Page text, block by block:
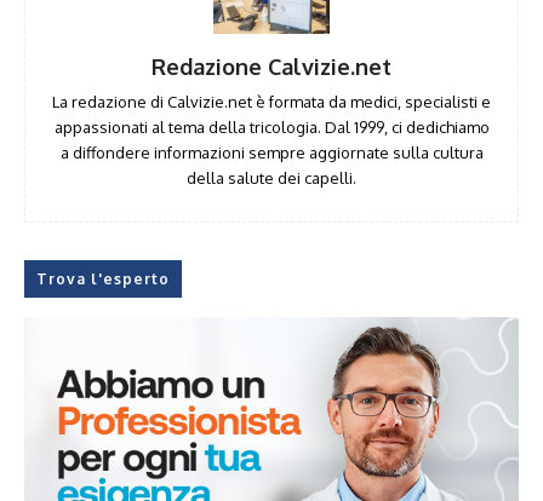
Redazione Calvizie.net
La redazione di Calvizie.net è formata da medici, specialisti e
appassionati al tema della tricologia. Dal 1999, ci dedichiamo
a diffondere informazioni sempre aggiornate sulla cultura
della salute dei capelli.
Trova l'esperto